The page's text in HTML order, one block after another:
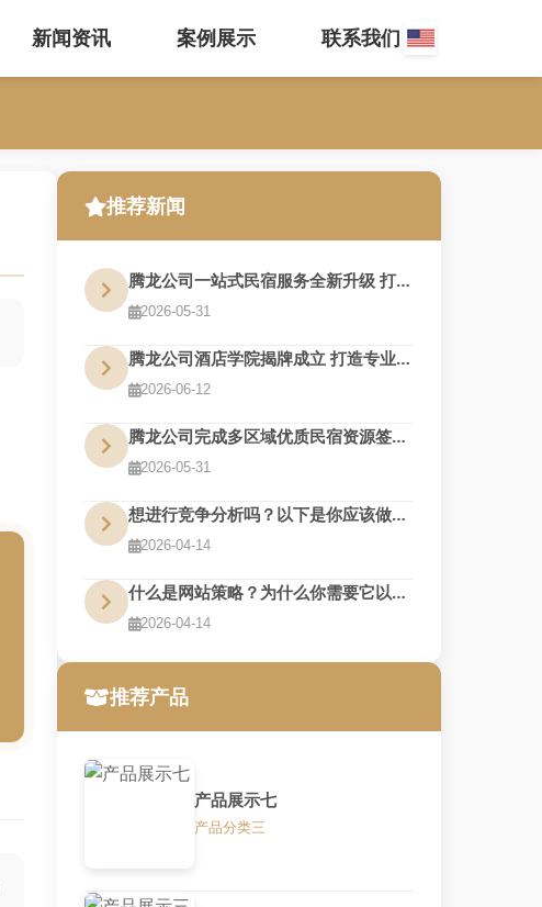
新闻资讯 案例展示 联系我们
推荐新闻
腾龙公司一站式民宿服务全新升级 打造旅居新体验
2026-05-31
腾龙公司酒店学院揭牌成立 打造专业人才培养基地
2026-06-12
腾龙公司完成多区域优质民宿资源签约 布局再扩围
2026-05-31
想进行竞争分析吗？以下是你应该做的7个理由
2026-04-14
什么是网站策略？为什么你需要它以及你如何做到
2026-04-14
推荐产品
产品展示七
产品分类三